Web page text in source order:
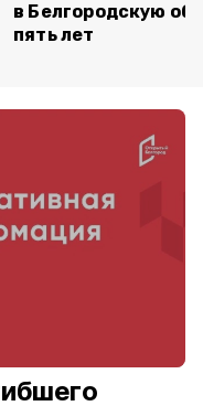
в Белгородскую
пять лет